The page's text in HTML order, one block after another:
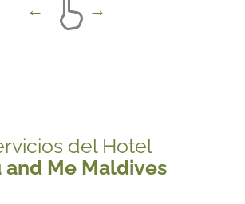
del Hotel
and Me Maldives